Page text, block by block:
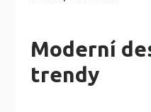
Moderní
trendy